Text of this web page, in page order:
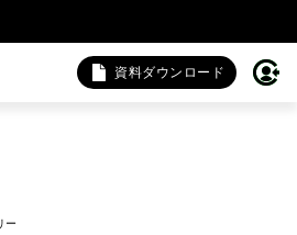
資料ダウンロード
ー
ご相談・お問い合わせは以下のボタ